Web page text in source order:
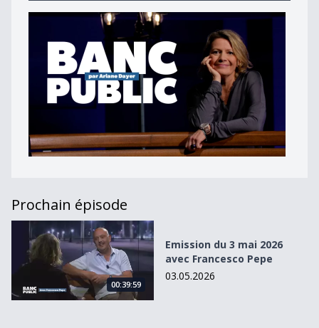
Prochain épisode
Emission du 3 mai 2026 avec Francesco Pepe
00:39:59
Emission du 3 mai 2026
avec Francesco Pepe
03.05.2026